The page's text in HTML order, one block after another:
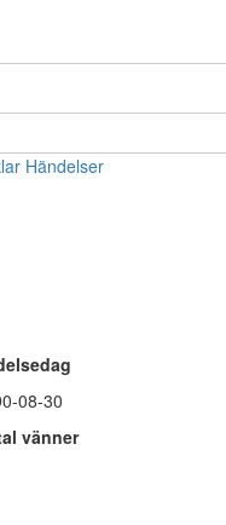
Händelser
08-30
vänner